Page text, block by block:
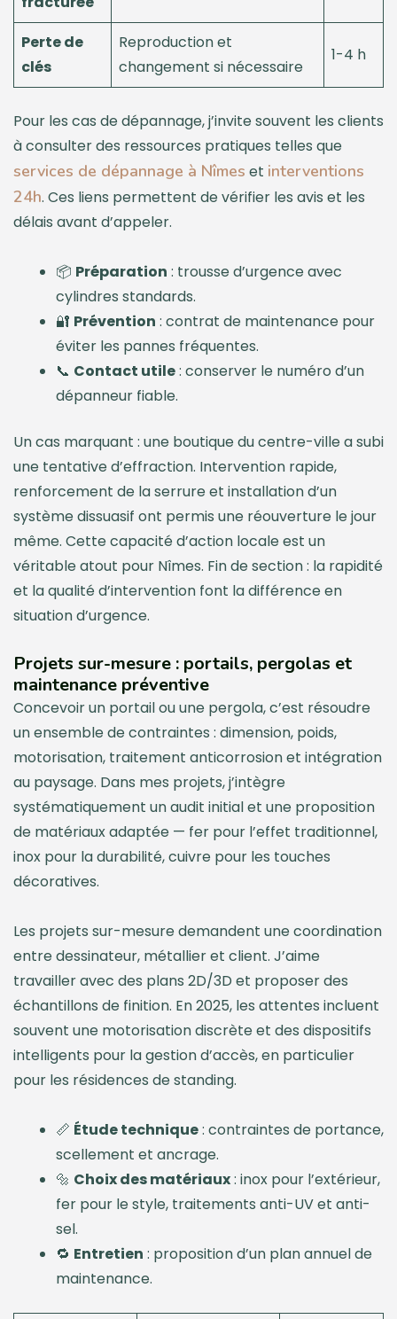
Perte de
clés
Reproduction et
changement si nécessaire
1-4 h
Pour les cas de dépannage, j’invite souvent les clients
à consulter des ressources pratiques telles que
services de dépannage à Nîmes et interventions
24h. Ces liens permettent de vérifier les avis et les
délais avant d’appeler.
📦 Préparation : trousse d’urgence avec
cylindres standards.
🔐 Prévention : contrat de maintenance pour
éviter les pannes fréquentes.
📞 Contact utile: conserver le numéro d’un
dépanneur fiable.
Un cas marquant : une boutique du centre-ville a subi
une tentative d’effraction. Intervention rapide,
renforcement de la serrure et installation d’un
système dissuasif ont permis une réouverture le jour
même. Cette capacité d’action locale est un
véritable atout pour Nîmes. Fin de section : la rapidité
et la qualité d’intervention font la différence en
situation d’urgence.
Projets sur-mesure : portails, pergolas et
maintenance préventive
Concevoir un portail ou une pergola, c’est résoudre
un ensemble de contraintes : dimension, poids,
motorisation, traitement anticorrosion et intégration
au paysage. Dans mes projets, j’intègre
systématiquement un audit initial et une proposition
de matériaux adaptée — fer pour l’effet traditionnel,
inox pour la durabilité, cuivre pour les touches
décoratives.
Les projets sur-mesure demandent une coordination
entre dessinateur, métallier et client. J’aime
travailler avec des plans 2D/3D et proposer des
échantillons de finition. En 2025, les attentes incluent
souvent une motorisation discrète et des dispositifs
intelligents pour la gestion d’accès, en particulier
pour les résidences de standing.
📏 Étude technique: contraintes de portance,
scellement et ancrage.
🔩 Choix des matériaux: inox pour l’extérieur,
fer pour le style, traitements anti-UV et anti-
sel.
🔁 Entretien : proposition d’un plan annuel de
maintenance.